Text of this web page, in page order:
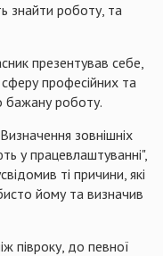
знайти роботу, та
презентував себе,
професійних та
бажану роботу.
зовнішніх
у працевлаштуванні",
ті причини, які
йому та визначив
півроку, до певної